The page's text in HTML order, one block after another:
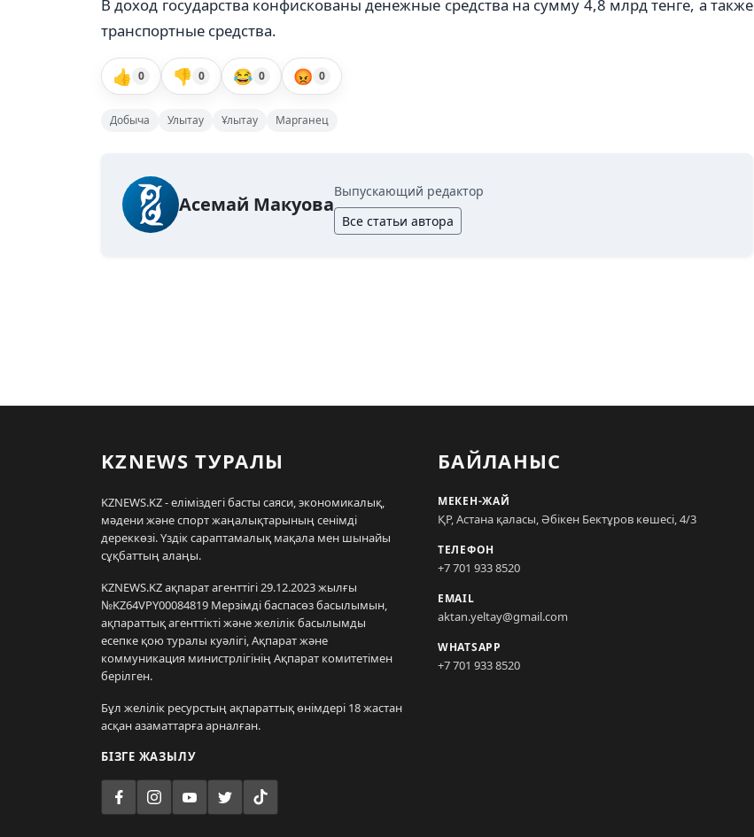
В доход государства конфискованы денежные средства на сумму 4,8 млрд тенге, а также
транспортные средства.
👍 0 👎 0 😂 0 😡 0
Добыча Улытау Ұлытау Марганец
Асемай Макуова
Выпускающий редактор
Все статьи автора
KZNEWS ТУРАЛЫ
KZNEWS.KZ - еліміздегі басты саяси, экономикалық,
мәдени және спорт жаңалықтарының сенімді
дереккөзі. Үздік сараптамалық мақала мен шынайы
сұқбаттың алаңы.
KZNEWS.KZ ақпарат агенттігі 29.12.2023 жылғы
№KZ64VPY00084819 Мерзімді баспасөз басылымын,
ақпараттық агенттікті және желілік басылымды
есепке қою туралы куәлігі, Ақпарат және
коммуникация министрлігінің Ақпарат комитетімен
берілген.
Бұл желілік ресурстың ақпараттық өнімдері 18 жастан
асқан азаматтарға арналған.
БІЗГЕ ЖАЗЫЛУ
БАЙЛАНЫС
МЕКЕН-ЖАЙ
ҚР, Астана қаласы, Әбікен Бектұров көшесі, 4/3
ТЕЛЕФОН
+7 701 933 8520
EMAIL
aktan.yeltay@gmail.com
WHATSAPP
+7 701 933 8520